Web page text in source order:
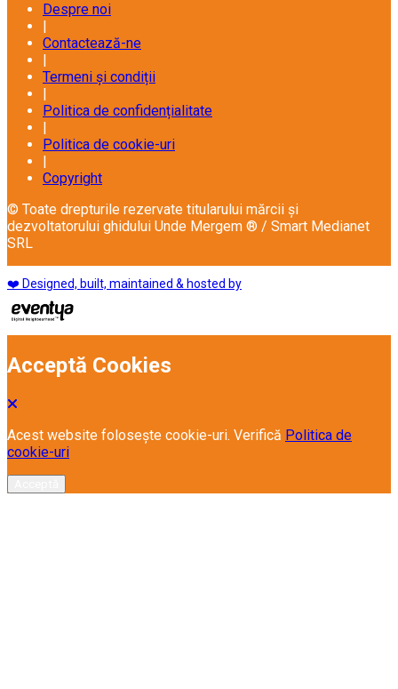
Despre noi
|
Contactează-ne
|
Termeni și condiții
|
Politica de confidențialitate
|
Politica de cookie-uri
|
Copyright
© Toate drepturile rezervate titularului mărcii și
dezvoltatorului ghidului Unde Mergem ® / Smart Medianet
SRL
❤️ Designed, built, maintained & hosted by
Acceptă Cookies
Acest website folosește cookie-uri. Verifică Politica de
cookie-uri